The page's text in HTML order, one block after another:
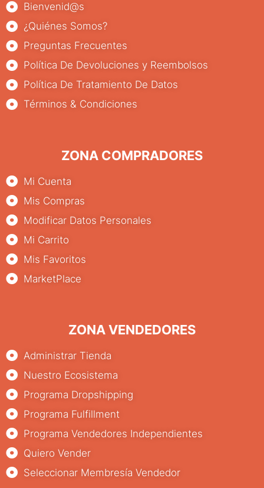
Bienvenid@s
¿Quiénes Somos?
Preguntas Frecuentes
Política De Devoluciones y Reembolsos
Política De Tratamiento De Datos
Términos & Condiciones
ZONA COMPRADORES
Mi Cuenta
Mis Compras
Modificar Datos Personales
Mi Carrito
Mis Favoritos
MarketPlace
ZONA VENDEDORES
Administrar Tienda
Nuestro Ecosistema
Programa Dropshipping
Programa Fulfillment
Programa Vendedores Independientes
Quiero Vender
Seleccionar Membresía Vendedor